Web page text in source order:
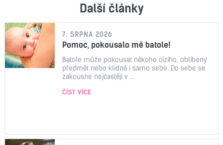
Další články
7. SRPNA 2026
Pomoc, pokousalo mě batole!
Batole může pokousat někoho cizího, oblíbený
předmět nebo klidně i samo sebe. Do sebe se
zakousne nejčastěji v ...
ČÍST VÍCE